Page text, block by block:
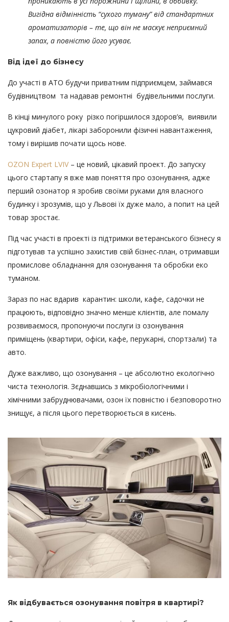
Вигідна відмінність “сухого туману” від стандартних
ароматизаторів – те, що він не маскує неприємний
запах, а повністю його усуває.
Від ідеї до бізнесу
До участі в АТО будучи приватним підприємцем, займався
будівництвом та надавав ремонтні будівельними послуги.
В кінці минулого року різко погіршилося здоров’я, виявили
цукровий діабет, лікарі заборонили фізичні навантаження,
тому і вирішив почати щось нове.
OZON Expert LVIV– це новий, цікавий проект. До запуску
цього стартапу я вже мав поняття про озонування, адже
перший озонатор я зробив своїми руками для власного
будинку і зрозумів, що у Львові їх дуже мало, а попит на цей
товар зростає.
Під час участі в проекті із підтримки ветеранського бізнесу я
підготував та успішно захистив свій бізнес-план, отримавши
промислове обладнання для озонування та обробки еко
туманом.
Зараз по нас вдарив карантин: школи, кафе, садочки не
працюють, відповідно значно менше клієнтів, але помалу
розвиваємося, пропонуючи послуги із озонування
приміщень (квартири, офіси, кафе, перукарні, спортзали) та
авто.
Дуже важливо, що озонування – це абсолютно екологічно
чиста технологія. Зєднавшись з мікробіологічними і
хімічними забруднювачами, озон їх повністю і безповоротно
знищує, а після цього перетворюється в кисень.
Як відбувається озонування повітря в квартирі?